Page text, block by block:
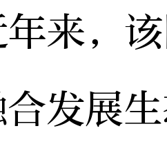
年来，
发展